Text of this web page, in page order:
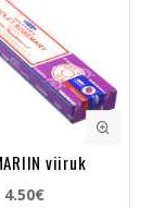
viiruk
4.50€